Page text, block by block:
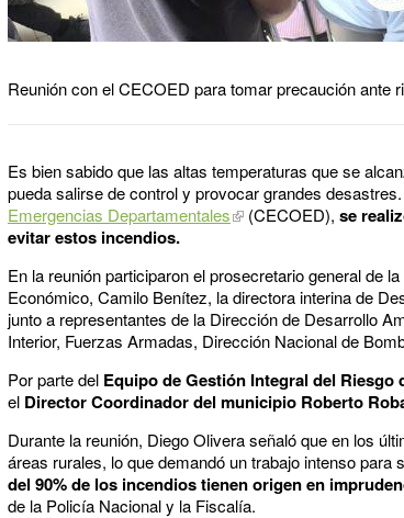
Reunión con el CECOED para tomar precaución ante
Es bien sabido que las altas temperaturas que se
pueda salirse de control y provocar grandes
Emergencias Departamentales
(CECOED), se
evitar estos incendios.
En la reunión participaron el prosecretario general de
Económico, Camilo Benítez, la directora interina de
junto a representantes de la Dirección de Desarrollo
Interior, Fuerzas Armadas, Dirección Nacional de
Por parte del Equipo de Gestión Integral del Riesgo
el Director Coordinador del municipio Roberto
Durante la reunión, Diego Olivera señaló que en los
áreas rurales, lo que demandó un trabajo intenso para
del 90% de los incendios tienen origen en
de la Policía Nacional y la Fiscalía.